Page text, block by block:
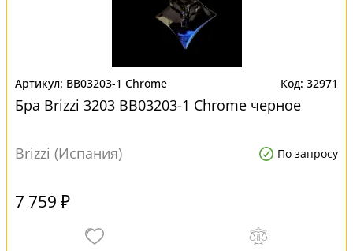
BB03203-1 Chrome 32971
Бра Brizzi 3203 BB03203-1 Chrome черное
Brizzi (Испания) По запросу
7 759 ₽